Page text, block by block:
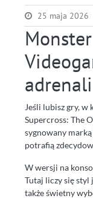
25 maja 2026
Jeśli lubisz gry,
Supercross: The
sygnowany
potrafią
W wersji na
Tutaj liczy się
także świetny